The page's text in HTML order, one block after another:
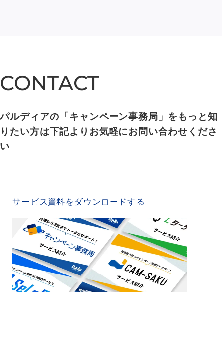
CONTACT
CONTACT
パルディアの「キャンペーン事務局」をもっと知
りたい方は下記よりお気軽にお問い合わせくださ
い
サービス資料をダウンロードする